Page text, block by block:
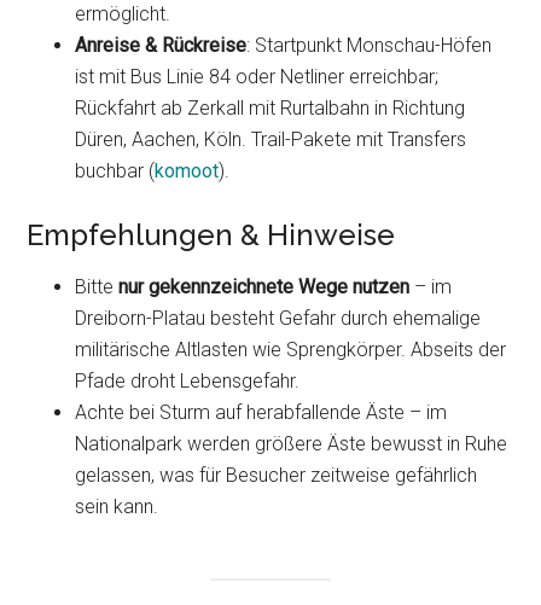
ermöglicht.
Anreise & Rückreise: Startpunkt Monschau-Höfen
ist mit Bus Linie 84 oder Netliner erreichbar;
Rückfahrt ab Zerkall mit Rurtalbahn in Richtung
Düren, Aachen, Köln. Trail-Pakete mit Transfers
buchbar (komoot).
Empfehlungen & Hinweise
Bittenur gekennzeichnete Wege nutzen – im
Dreiborn-Platau besteht Gefahr durch ehemalige
militärische Altlasten wie Sprengkörper. Abseits der
Pfade droht Lebensgefahr.
Achte bei Sturm auf herabfallende Äste – im
Nationalpark werden größere Äste bewusst in Ruhe
gelassen, was für Besucher zeitweise gefährlich
sein kann.